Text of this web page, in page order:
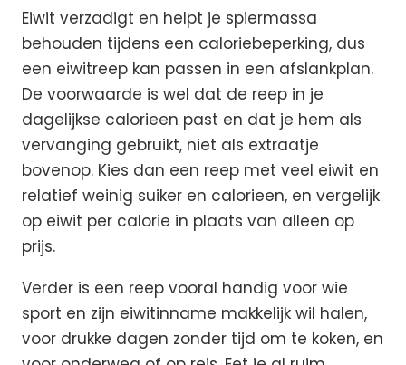
Eiwit verzadigt en helpt je spiermassa
behouden tijdens een caloriebeperking, dus
een eiwitreep kan passen in een afslankplan.
De voorwaarde is wel dat de reep in je
dagelijkse calorieen past en dat je hem als
vervanging gebruikt, niet als extraatje
bovenop. Kies dan een reep met veel eiwit en
relatief weinig suiker en calorieen, en vergelijk
op eiwit per calorie in plaats van alleen op
prijs.
Verder is een reep vooral handig voor wie
sport en zijn eiwitinname makkelijk wil halen,
voor drukke dagen zonder tijd om te koken, en